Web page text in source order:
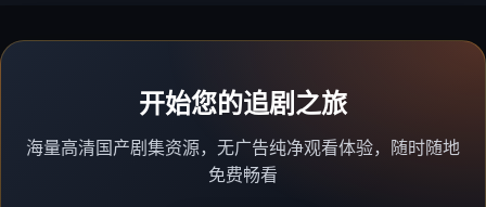
开始您的追剧之旅
海量高清国产剧集资源，无广告纯净观看体验，随时随地
免费畅看